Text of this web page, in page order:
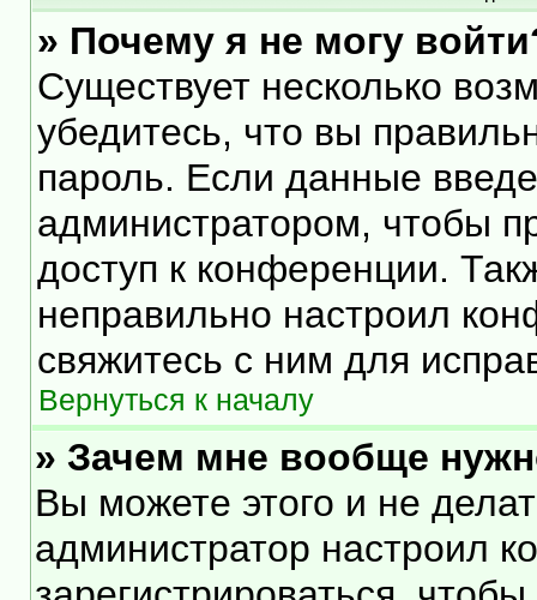
» Почему я не могу
Существует несколько
убедитесь, что вы
пароль. Если данные
администратором, чтобы
доступ к конференции.
неправильно настроил
свяжитесь с ним для
Вернуться к началу
» Зачем мне вообще
Вы можете этого и не
администратор настроил